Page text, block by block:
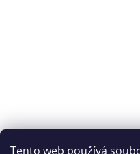
Tento web používá